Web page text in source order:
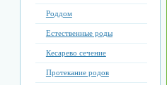
Роддом
Естественные роды
Кесарево сечение
Протекание родов